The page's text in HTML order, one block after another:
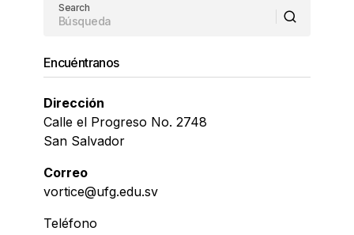
Search
Encuéntranos
Dirección
Calle el Progreso No. 2748
San Salvador
Correo
vortice@ufg.edu.sv
Teléfono